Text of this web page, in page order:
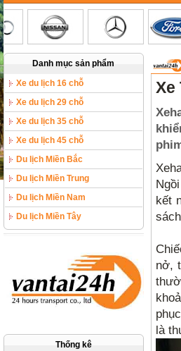
Danh mục sản phẩm
Xe du lịch 16 chỗ
Xe du lịch 29 chỗ
Xe du lịch 35 chỗ
Xe du lịch 45 chỗ
Du lịch Miền Bắc
Du lịch Miền Trung
Du lịch Miền Nam
Du lịch Miền Tây
Thống kê
Xe
kết
nở,
là